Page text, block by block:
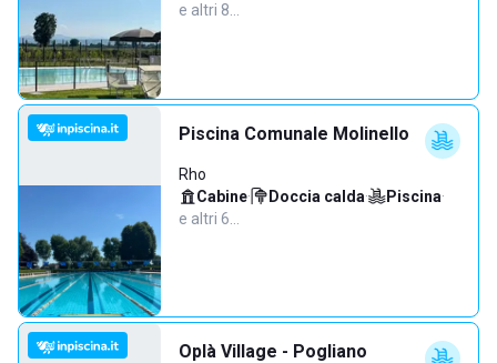
e altri 8…
Piscina Comunale Molinello
Rho
Cabine· Doccia calda· Piscina·
e altri 6…
Oplà Village - Pogliano